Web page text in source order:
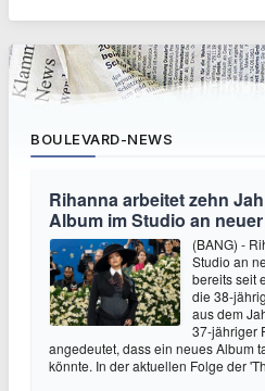
BOULEVARD-NEWS
Rihanna arbeitet zehn
Album im Studio an
(BANG) -
Studio an
bereits seit
die 38-
aus dem
37-jähriger
angedeutet, dass ein neues Album
könnte. In der aktuellen Folge der